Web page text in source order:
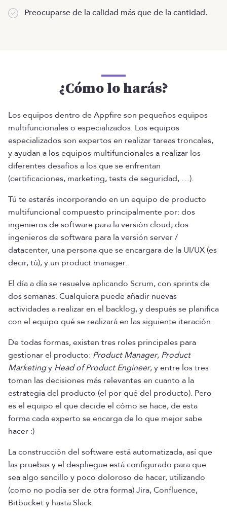
Preocuparse de la calidad más que de la cantidad.
¿Cómo lo harás?
Los equipos dentro de Appfire son pequeños equipos
multifuncionales o especializados. Los equipos
especializados son expertos en realizar tareas troncales,
y ayudan a los equipos multifuncionales a realizar los
diferentes desafíos a los que se enfrentan
(certificaciones, marketing, tests de seguridad, …).
Tú te estarás incorporando en un equipo de producto
multifuncional compuesto principalmente por: dos
ingenieros de software para la versión cloud, dos
ingenieros de software para la versión server /
datacenter, una persona que se encargara de la UI/UX (es
decir, tú), y un product manager.
El día a día se resuelve aplicando Scrum, con sprints de
dos semanas. Cualquiera puede añadir nuevas
actividades a realizar en el backlog, y después se planifica
con el equipo qué se realizará en las siguiente iteración.
De todas formas, existen tres roles principales para
gestionar el producto: Product Manager, Product
Marketingy Head of Product Engineer, y entre los tres
toman las decisiones más relevantes en cuanto a la
estrategia del producto (el por qué del producto). Pero
es el equipo el que decide el cómo se hace, de esta
forma cada experto se encarga de lo que mejor sabe
hacer :)
La construcción del software está automatizada, así que
las pruebas y el despliegue está configurado para que
sea algo sencillo y poco doloroso de hacer, utilizando
(como no podía ser de otra forma) Jira, Confluence,
Bitbucket y hasta Slack.